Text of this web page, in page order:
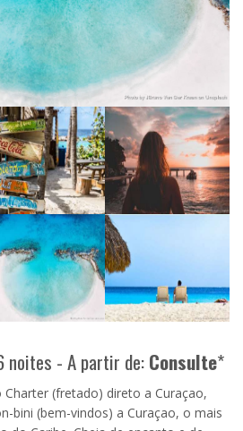
noites - A partir de:Consulte*
(fretado) direto a Curaçao,
bini (bem-vindos) a Curaçao, o mais